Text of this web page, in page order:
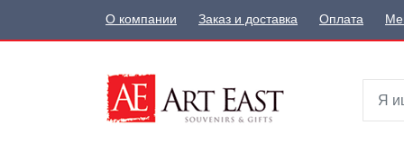
О компании Заказ и доставка Оплата